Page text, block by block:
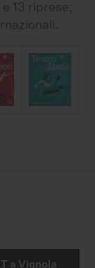
13 riprese;
a Vignola